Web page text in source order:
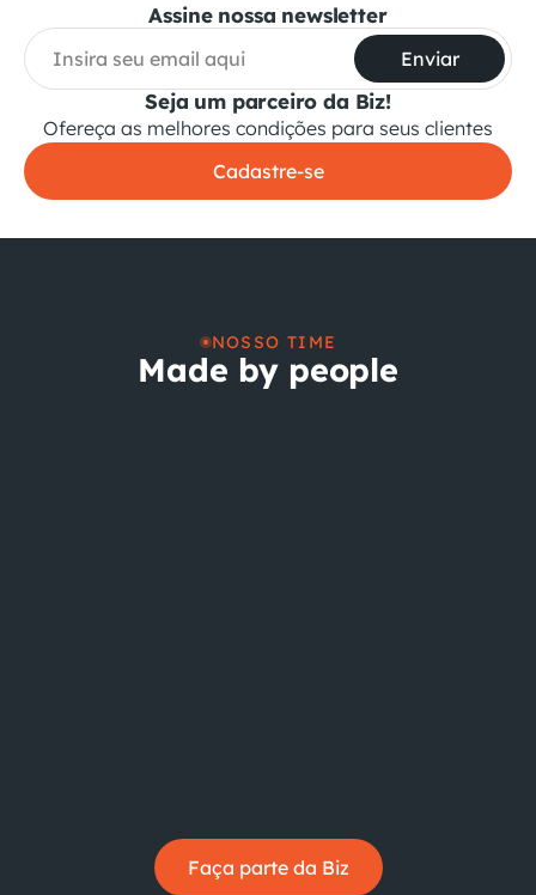
Assine nossa newsletter
Enviar
Seja um parceiro da Biz!
Ofereça as melhores condições para seus clientes
Cadastre-se
NOSSO TIME
Made by people
Faça parte da Biz